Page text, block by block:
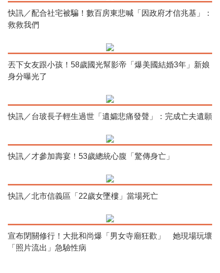
快訊／配合社宅被騙！數百房東悲喊「因政府才信兆基」：
救救我們
丟下女友跟小孩！58歲國光幫影帝「爆美國結婚3年」新娘
身分曝光了
快訊／台玻長子輕生過世「遺孀悲痛發聲」：完成亡夫遺願
快訊／才參加壽宴！53歲總統心腹「驚傳身亡」
快訊／北市信義區「22歲女墜樓」當場死亡
宣布閉關修行！大批和尚爆「男女寺廟狂歡」 她現場玩壞
「照片流出」急驗性病